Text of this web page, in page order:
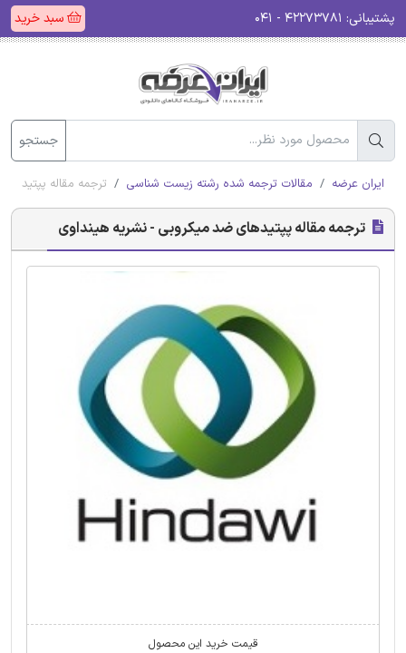
پشتیبانی: سبد خرید
جستجو
ایران عرضه مقالات ترجمه شده رشته زیست شناسی ترجمه مقاله
ترجمه مقاله پپتیدهای ضد میکروبی - نشریه هینداوی
قیمت خرید این محصول